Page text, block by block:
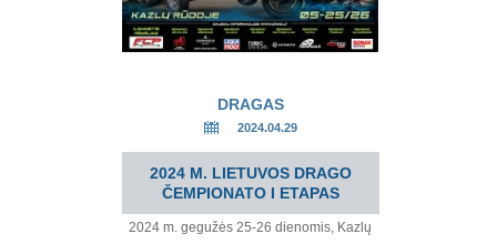
DRAGAS
2024.04.29
2024 M. LIETUVOS DRAGO
ČEMPIONATO I ETAPAS
2024 m. gegužės 25-26 dienomis, Kazlų